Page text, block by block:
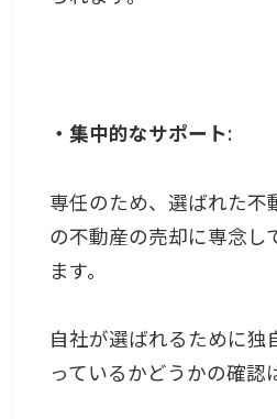
・集中的なサポート:
専任のため、選ばれた不
の不動産の売却に専念し
ます。
自社が選ばれるために独
っているかどうかの確認